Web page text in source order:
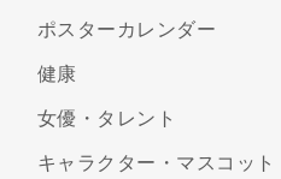
ポスターカレンダー
健康
女優・タレント
キャラクター・マスコット